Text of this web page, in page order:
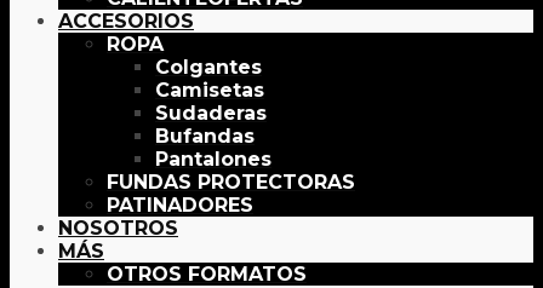
ACCESORIOS
ROPA
Colgantes
Camisetas
Sudaderas
Bufandas
Pantalones
FUNDAS PROTECTORAS
PATINADORES
NOSOTROS
MÁS
OTROS FORMATOS